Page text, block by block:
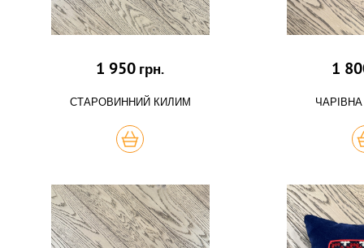
1 950 грн.
СТАРОВИННИЙ КИЛИМ
КУПИТЬ
1